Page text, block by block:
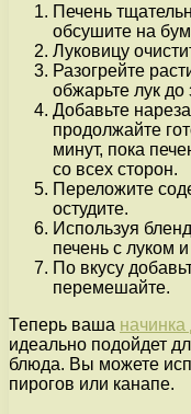
Печень
обсушите на
Луковицу
Разогрейте
обжарьте лук до
Добавьте
продолжайте
минут, пока
со всех сторон.
Переложите
остудите.
Используя
печень с луком
По вкусу
перемешайте.
Теперь ваша начинка
идеально подойдет
блюда. Вы можете
пирогов или канапе.